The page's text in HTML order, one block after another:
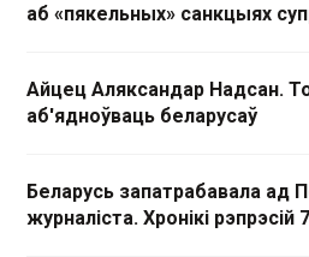
аб «пякельных» санкцыях
Айцец Аляксандар Надсан.
аб'ядноўваць беларусаў
Беларусь запатрабавала
журналіста. Хронікі рэпрэсій